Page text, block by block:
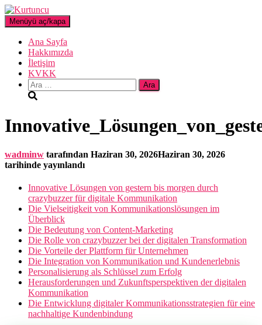
Menüyü aç/kapa
Ana Sayfa
Hakkımızda
İletişim
KVKK
Arama:
wadminw tarafından Haziran 30, 2026Haziran 30, 2026
tarihinde yayınlandı
Innovative Lösungen von gestern bis morgen durch
crazybuzzer für digitale Kommunikation
Die Vielseitigkeit von Kommunikationslösungen im
Überblick
Die Bedeutung von Content-Marketing
Die Rolle von crazybuzzer bei der digitalen Transformation
Die Vorteile der Plattform für Unternehmen
Die Integration von Kommunikation und Kundenerlebnis
Personalisierung als Schlüssel zum Erfolg
Herausforderungen und Zukunftsperspektiven der digitalen
Kommunikation
Die Entwicklung digitaler Kommunikationsstrategien für eine
nachhaltige Kundenbindung